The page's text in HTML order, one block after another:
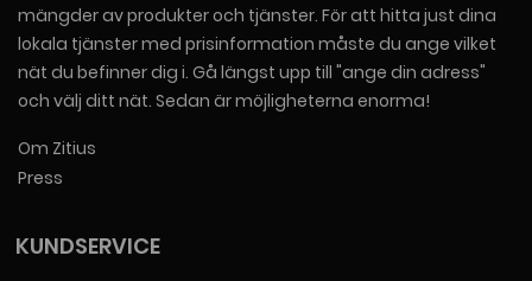
mängder av produkter och tjänster. För att hitta just dina
lokala tjänster med prisinformation måste du ange vilket
nät du befinner dig i. Gå längst upp till "ange din adress"
och välj ditt nät. Sedan är möjligheterna enorma!
Om Zitius
Press
KUNDSERVICE